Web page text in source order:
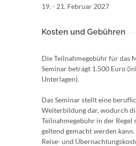
19. - 21. Februar 2027
Kosten und Gebühren
Die Teilnahmegebühr für das
Seminar beträgt 1.500 Euro
Unterlagen).
Das Seminar stellt eine
Weiterbildung dar, wodurch
Teilnahmegebühr in der Regel
geltend gemacht werden
Reise- und